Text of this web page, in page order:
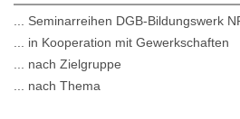
... Seminarreihen DGB-Bildungswerk
... in Kooperation mit Gewerkschaften
... nach Zielgruppe
... nach Thema